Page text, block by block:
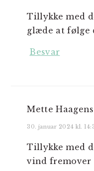
Tillykke med
glæde at følge
Besvar
Mette
30. januar 2024 kl.
Tillykke med
vind fremover